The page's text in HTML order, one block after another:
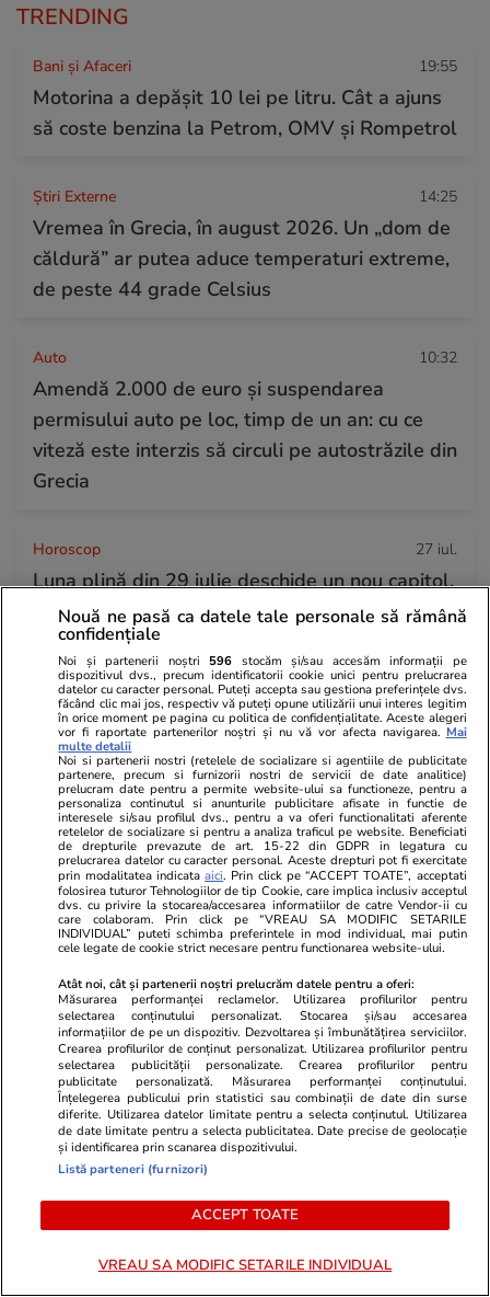
TRENDING
Bani și Afaceri 19:55
Motorina a depășit 10 lei pe litru. Cât a ajuns
să coste benzina la Petrom, OMV și Rompetrol
Știri Externe 14:25
Vremea în Grecia, în august 2026. Un „dom de
căldură” ar putea aduce temperaturi extreme,
de peste 44 grade Celsius
Auto 10:32
Amendă 2.000 de euro și suspendarea
permisului auto pe loc, timp de un an: cu ce
viteză este interzis să circuli pe autostrăzile din
Grecia
Horoscop 27 iul.
Luna plină din 29 iulie deschide un nou capitol.
Este momentul astral care îți poate schimba
direcția vieții
Lifestyle 18:20
Avionul care a zburat o zi întreagă
fără să atingă pământul: Airbus
A350 a parcurs o distanță
impresionantă de 23.075 de
kilometri I VIDEO
Sănătate și
Viața la
„Trebuie să
nu-i
Ploaia de meteori Delta
Aquaride 2026: când o poți
Nouă ne pasă ca datele tale personale să rămână
confidențiale
Noi și partenerii noștri 596 stocăm și/sau accesăm informații pe
dispozitivul dvs., precum identificatorii cookie unici pentru prelucrarea
datelor cu caracter personal. Puteți accepta sau gestiona preferințele dvs.
făcând clic mai jos, respectiv vă puteți opune utilizării unui interes legitim
în orice moment pe pagina cu politica de confidențialitate. Aceste alegeri
vor fi raportate partenerilor noștri și nu vă vor afecta navigarea. Mai
multe detalii
Noi si partenerii nostri (retelele de socializare si agentiile de publicitate
partenere, precum si furnizorii nostri de servicii de date analitice)
prelucram date pentru a permite website-ului sa functioneze, pentru a
personaliza continutul si anunturile publicitare afisate in functie de
interesele si/sau profilul dvs., pentru a va oferi functionalitati aferente
retelelor de socializare si pentru a analiza traficul pe website. Beneficiati
de drepturile prevazute de art. 15-22 din GDPR in legatura cu
prelucrarea datelor cu caracter personal. Aceste drepturi pot fi exercitate
prin modalitatea indicataaici. Prin click pe “ACCEPT TOATE”, acceptati
folosirea tuturor Tehnologiilor de tip Cookie, care implica inclusiv acceptul
dvs. cu privire la stocarea/accesarea informatiilor de catre Vendor-ii cu
care colaboram. Prin click pe “VREAU SA MODIFIC SETARILE
INDIVIDUAL” puteti schimba preferintele in mod individual, mai putin
cele legate de cookie strict necesare pentru functionarea website-ului.
Atât noi, cât și partenerii noștri prelucrăm datele pentru a oferi:
Măsurarea performanței reclamelor. Utilizarea profilurilor pentru
selectarea conținutului personalizat. Stocarea și/sau accesarea
informațiilor de pe un dispozitiv. Dezvoltarea și îmbunătățirea serviciilor.
Crearea profilurilor de conținut personalizat. Utilizarea profilurilor pentru
selectarea publicității personalizate. Crearea profilurilor pentru
publicitate personalizată. Măsurarea performanței conținutului.
Înțelegerea publicului prin statistici sau combinații de date din surse
diferite. Utilizarea datelor limitate pentru a selecta conținutul. Utilizarea
de date limitate pentru a selecta publicitatea. Date precise de geolocație
și identificarea prin scanarea dispozitivului.
Listă parteneri (furnizori)
ACCEPT TOATE
VREAU SA MODIFIC SETARILE INDIVIDUAL